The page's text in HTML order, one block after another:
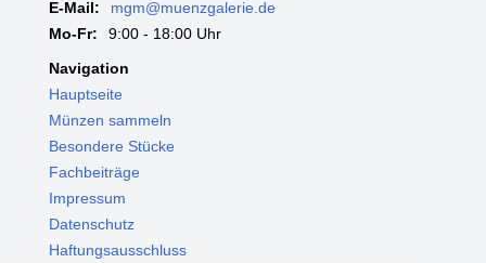
E-Mail:
mgm@muenzgalerie.de
Mo-Fr:
9:00 - 18:00 Uhr
Navigation
Hauptseite
Münzen sammeln
Besondere Stücke
Fachbeiträge
Impressum
Datenschutz
Haftungsausschluss